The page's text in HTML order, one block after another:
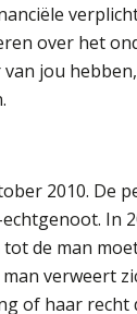
over het
jou
2010. De
In
de man
verweert
of haar